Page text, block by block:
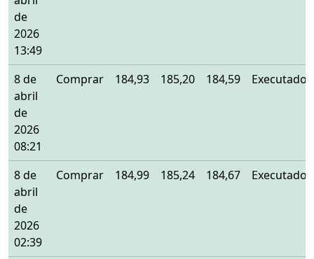
de
2026
13:49
8 de
abril
de
2026
08:21
Comprar 184,93 185,20 184,59 Executado
8 de
abril
de
2026
02:39
Comprar 184,99 185,24 184,67 Executado